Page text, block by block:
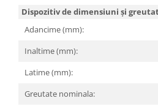
Dispozitiv de dimensiuni și
Adancime (mm):
Inaltime (mm):
Latime (mm):
Greutate nominala: